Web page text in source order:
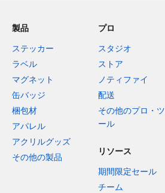
製品
ステッカー
ラベル
マグネット
缶バッジ
梱包材
アパレル
アクリルグッズ
その他の製品
プロ
スタジオ
ストア
ノティファイ
配送
その他のプロ・ツ
ール
リソース
期間限定セール
チーム